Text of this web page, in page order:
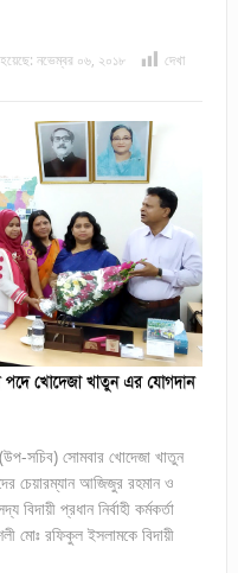
নভেম্বর ০৬, ২০১৮
দেখা
(উপ-সচিব) সোমবার খোদেজা খাতুন
চেয়ারম্যান আজিজুর রহমান ও
প্রধান নির্বাহী কর্মকর্তা
মোঃ রফিকুল ইসলামকে বিদায়ী